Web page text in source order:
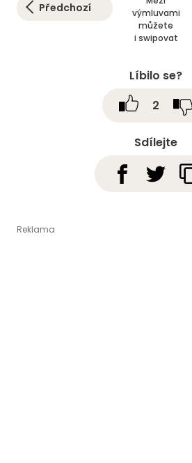
Předchozí
výmluvami
můžete
i swipovat
Sdílejte
Líbilo se?
2